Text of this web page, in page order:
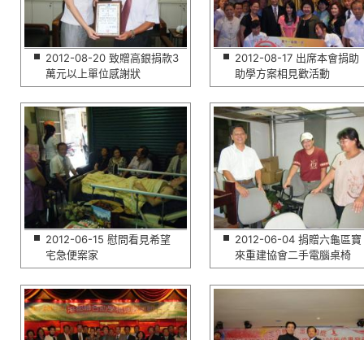
2012-08-20 致贈高銀捐款3
萬元以上單位感謝狀
2012-08-17 出席本會捐助
助學方案相見歡活動
2012-06-15 慰問看見希望
宅急便案家
2012-06-04 捐贈六龜區寶
來重建協會二手電腦桌椅